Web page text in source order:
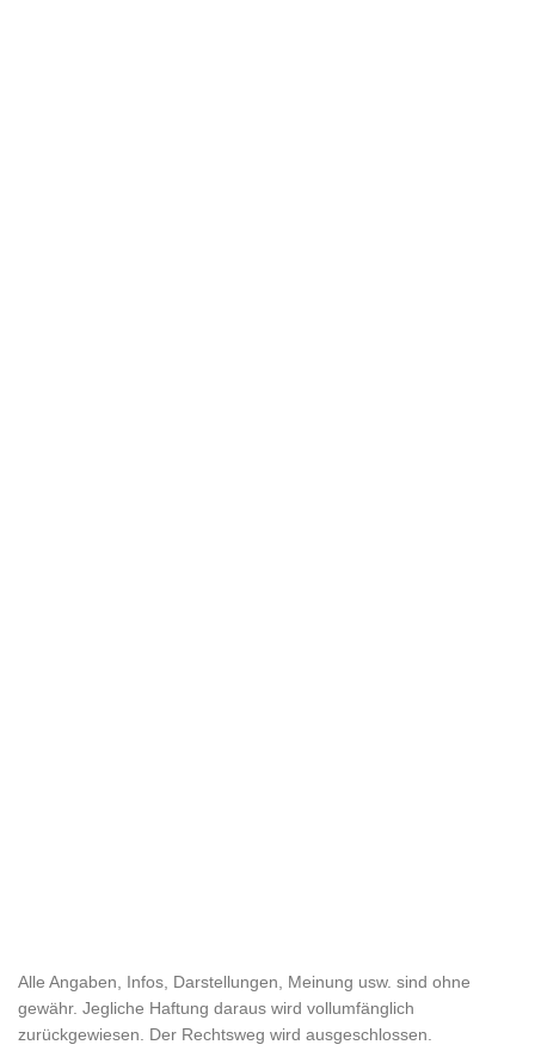
Alle Angaben, Infos, Darstellungen, Meinung usw. sind ohne
gewähr. Jegliche Haftung daraus wird vollumfänglich
zurückgewiesen. Der Rechtsweg wird ausgeschlossen.